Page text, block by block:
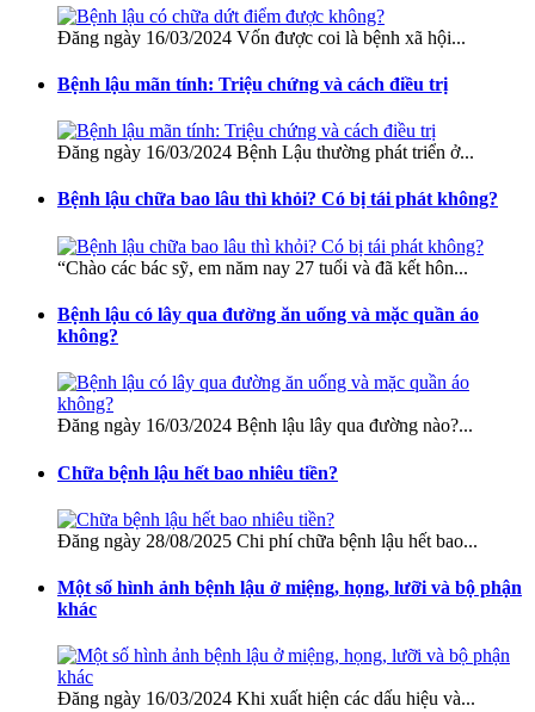
Đăng ngày 16/03/2024 Vốn được coi là bệnh xã hội...
Bệnh lậu mãn tính: Triệu chứng và cách điều trị
Đăng ngày 16/03/2024 Bệnh Lậu thường phát triển ở...
Bệnh lậu chữa bao lâu thì khỏi? Có bị tái phát không?
“Chào các bác sỹ, em năm nay 27 tuổi và đã kết hôn...
Bệnh lậu có lây qua đường ăn uống và mặc quần áo
không?
Đăng ngày 16/03/2024 Bệnh lậu lây qua đường nào?...
Chữa bệnh lậu hết bao nhiêu tiền?
Đăng ngày 28/08/2025 Chi phí chữa bệnh lậu hết bao...
Một số hình ảnh bệnh lậu ở miệng, họng, lưỡi và bộ phận
khác
Đăng ngày 16/03/2024 Khi xuất hiện các dấu hiệu và...